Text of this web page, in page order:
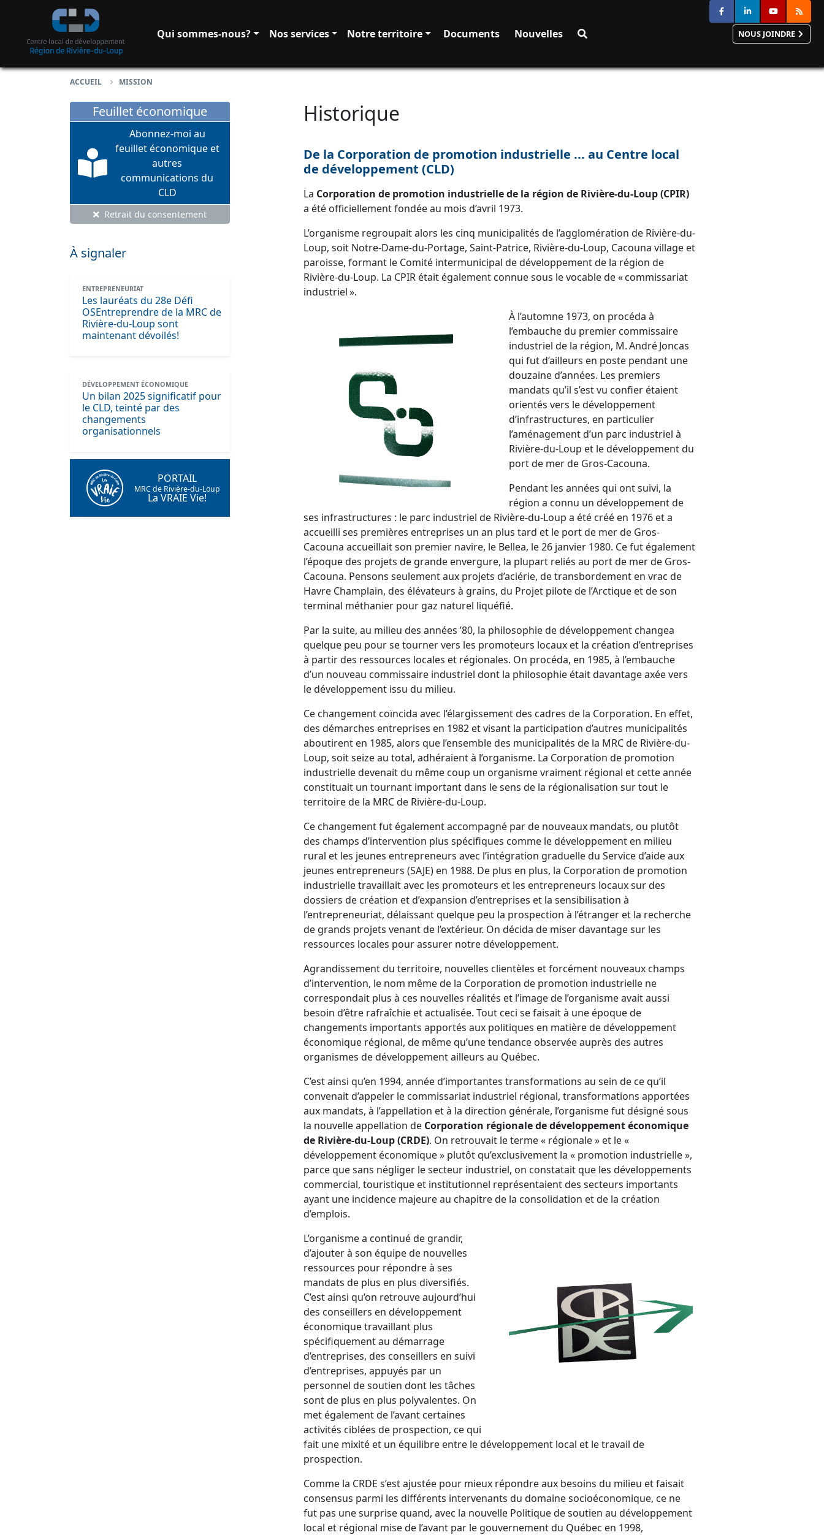
Passer au contenu principal
Qui sommes-nous?
Nos services Notre territoire Documents Nouvelles NOUS JOINDRE
ACCUEIL MISSION
Feuillet économique
Abonnez-moi au
feuillet économique et
autres
communications du
CLD
Retrait du consentement
À signaler
ENTREPRENEURIAT
Les lauréats du 28e Défi
OSEntreprendre de la MRC de
Rivière-du-Loup sont
maintenant dévoilés!
DÉVELOPPEMENT ÉCONOMIQUE
Un bilan 2025 significatif pour
le CLD, teinté par des
changements
organisationnels
PORTAIL
MRC de Rivière-du-Loup
La VRAIE Vie!
Historique
De la Corporation de promotion industrielle ... au Centre local
de développement (CLD)
La Corporation de promotion industrielle de la région de Rivière-du-Loup (CPIR)
a été officiellement fondée au mois d’avril 1973.
L’organisme regroupait alors les cinq municipalités de l’agglomération de Rivière-du-
Loup, soit Notre-Dame-du-Portage, Saint-Patrice, Rivière-du-Loup, Cacouna village et
paroisse, formant le Comité intermunicipal de développement de la région de
Rivière-du-Loup. La CPIR était également connue sous le vocable de « commissariat
industriel ».
À l’automne 1973, on procéda à
l’embauche du premier commissaire
industriel de la région, M. André Joncas
qui fut d’ailleurs en poste pendant une
douzaine d’années. Les premiers
mandats qu’il s’est vu confier étaient
orientés vers le développement
d’infrastructures, en particulier
l’aménagement d’un parc industriel à
Rivière-du-Loup et le développement du
port de mer de Gros-Cacouna.
Pendant les années qui ont suivi, la
région a connu un développement de
ses infrastructures : le parc industriel de Rivière-du-Loup a été créé en 1976 et a
accueilli ses premières entreprises un an plus tard et le port de mer de Gros-
Cacouna accueillait son premier navire, le Bellea, le 26 janvier 1980. Ce fut également
l’époque des projets de grande envergure, la plupart reliés au port de mer de Gros-
Cacouna. Pensons seulement aux projets d’aciérie, de transbordement en vrac de
Havre Champlain, des élévateurs à grains, du Projet pilote de l’Arctique et de son
terminal méthanier pour gaz naturel liquéfié.
Par la suite, au milieu des années ’80, la philosophie de développement changea
quelque peu pour se tourner vers les promoteurs locaux et la création d’entreprises
à partir des ressources locales et régionales. On procéda, en 1985, à l’embauche
d’un nouveau commissaire industriel dont la philosophie était davantage axée vers
le développement issu du milieu.
Ce changement coïncida avec l’élargissement des cadres de la Corporation. En effet,
des démarches entreprises en 1982 et visant la participation d’autres municipalités
aboutirent en 1985, alors que l’ensemble des municipalités de la MRC de Rivière-du-
Loup, soit seize au total, adhéraient à l’organisme. La Corporation de promotion
industrielle devenait du même coup un organisme vraiment régional et cette année
constituait un tournant important dans le sens de la régionalisation sur tout le
territoire de la MRC de Rivière-du-Loup.
Ce changement fut également accompagné par de nouveaux mandats, ou plutôt
des champs d’intervention plus spécifiques comme le développement en milieu
rural et les jeunes entrepreneurs avec l’intégration graduelle du Service d’aide aux
jeunes entrepreneurs (SAJE) en 1988. De plus en plus, la Corporation de promotion
industrielle travaillait avec les promoteurs et les entrepreneurs locaux sur des
dossiers de création et d’expansion d’entreprises et la sensibilisation à
l’entrepreneuriat, délaissant quelque peu la prospection à l’étranger et la recherche
de grands projets venant de l’extérieur. On décida de miser davantage sur les
ressources locales pour assurer notre développement.
Agrandissement du territoire, nouvelles clientèles et forcément nouveaux champs
d’intervention, le nom même de la Corporation de promotion industrielle ne
correspondait plus à ces nouvelles réalités et l’image de l’organisme avait aussi
besoin d’être rafraîchie et actualisée. Tout ceci se faisait à une époque de
changements importants apportés aux politiques en matière de développement
économique régional, de même qu’une tendance observée auprès des autres
organismes de développement ailleurs au Québec.
C’est ainsi qu’en 1994, année d’importantes transformations au sein de ce qu’il
convenait d’appeler le commissariat industriel régional, transformations apportées
aux mandats, à l’appellation et à la direction générale, l’organisme fut désigné sous
la nouvelle appellation de Corporation régionale de développement économique
de Rivière-du-Loup (CRDE). On retrouvait le terme « régionale » et le «
développement économique » plutôt qu’exclusivement la « promotion industrielle »,
parce que sans négliger le secteur industriel, on constatait que les développements
commercial, touristique et institutionnel représentaient des secteurs importants
ayant une incidence majeure au chapitre de la consolidation et de la création
d’emplois.
L’organisme a continué de grandir,
d’ajouter à son équipe de nouvelles
ressources pour répondre à ses
mandats de plus en plus diversifiés.
C’est ainsi qu’on retrouve aujourd’hui
des conseillers en développement
économique travaillant plus
spécifiquement au démarrage
d’entreprises, des conseillers en suivi
d’entreprises, appuyés par un
personnel de soutien dont les tâches
sont de plus en plus polyvalentes. On
met également de l’avant certaines
activités ciblées de prospection, ce qui
fait une mixité et un équilibre entre le développement local et le travail de
prospection.
Comme la CRDE s’est ajustée pour mieux répondre aux besoins du milieu et faisait
consensus parmi les différents intervenants du domaine socioéconomique, ce ne
fut pas une surprise quand, avec la nouvelle Politique de soutien au développement
local et régional mise de l’avant par le gouvernement du Québec en 1998,